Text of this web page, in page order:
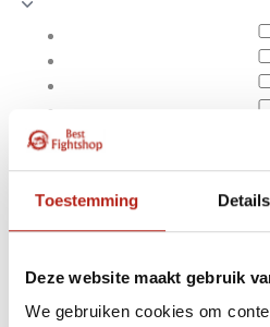
Toestemming Details
Deze website maakt gebruik
We gebruiken cookies om